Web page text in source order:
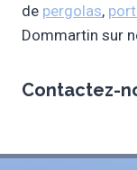
de pergolas,
Dommartin sur
Contactez-